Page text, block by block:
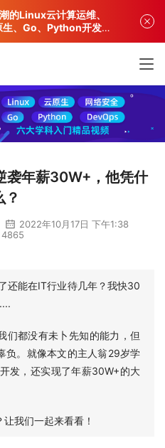
袭年薪30W+，他凭什
？
2022年10月17日 下午1:38
4865
还能在IT行业待几年？我快30
们都没有未卜先知的能力，但
负。就像本文的主人翁29岁学
发，还实现了年薪30W+的大
我们一起来看看！
的Linux云计算运维、
、Go、Python开发专